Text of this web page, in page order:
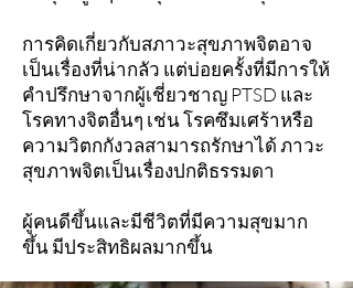
การคิดเกี่ยวกับสภาวะสุขภาพจิตอาจ
เป็นเรื่องที่น่ากลัว แต่บ่อยครั้งที่มีการให้
คำปรึกษาจากผู้เชี่ยวชาญ PTSD และ
โรคทางจิตอื่นๆ เช่น โรคซึมเศร้าหรือ
ความวิตกกังวลสามารถรักษาได้ ภาวะ
สุขภาพจิตเป็นเรื่องปกติธรรมดา
ผู้คนดีขึ้นและมีชีวิตที่มีความสุขมาก
ขึ้น มีประสิทธิผลมากขึ้น